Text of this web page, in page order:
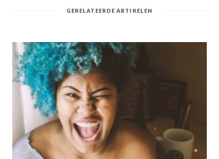
GERELATEERDE ARTIKELEN